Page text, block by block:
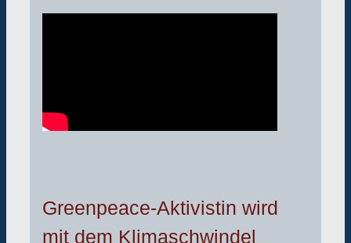
Greenpeace-Aktivistin wird
mit dem Klimaschwindel